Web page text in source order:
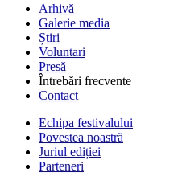
Arhivă
Galerie media
Știri
Voluntari
Presă
Întrebări frecvente
Contact
Echipa festivalului
Povestea noastră
Juriul ediției
Parteneri